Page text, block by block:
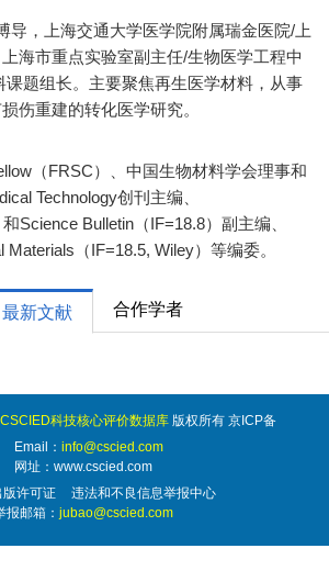
导，上海交通大学医学院附属瑞金医院/上
海市重点实验室副主任/生物医学工程中
课题组长。主要聚焦再生医学材料，从事
伤重建的转化医学研究。
（FRSC）、中国生物材料学会理事和
Technology创刊主编、
Science Bulletin（IF=18.8）副主编、
（IF=18.5, Wiley）等编委。
最新文献 合作学者
CSCIED科技核心评价数据库版权所有 京ICP备
Email： info@cscied.com
网址：www.cscied.com
版许可证
违法和不良信息举报中心
报邮箱： jubao@cscied.com